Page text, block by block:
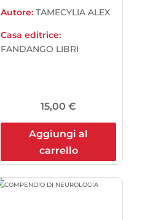
Autore:TAMECYLIA ALEX
Casa editrice:
FANDANGO LIBRI
15,00 €
Aggiungi al
carrello